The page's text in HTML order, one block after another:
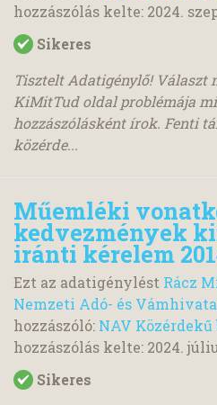
hozzászólás kelte: 2024.
Sikeres
Tisztelt Adatigénylő! Választ
KiMitTud oldal problémája
hozzászólásként írok. Fenti
közérde...
Műemléki
kedvezmények
iránti kérelem
Ezt az adatigénylést Rácz
Nemzeti Adó- és
hozzászóló: NAV
hozzászólás kelte: 2024.
Sikeres